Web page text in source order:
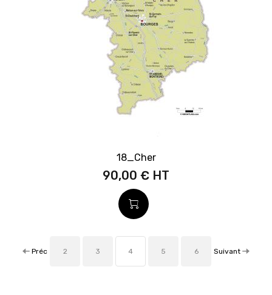
18_Cher
90,00 €
Préc 2 3 4 5 6 Suivant